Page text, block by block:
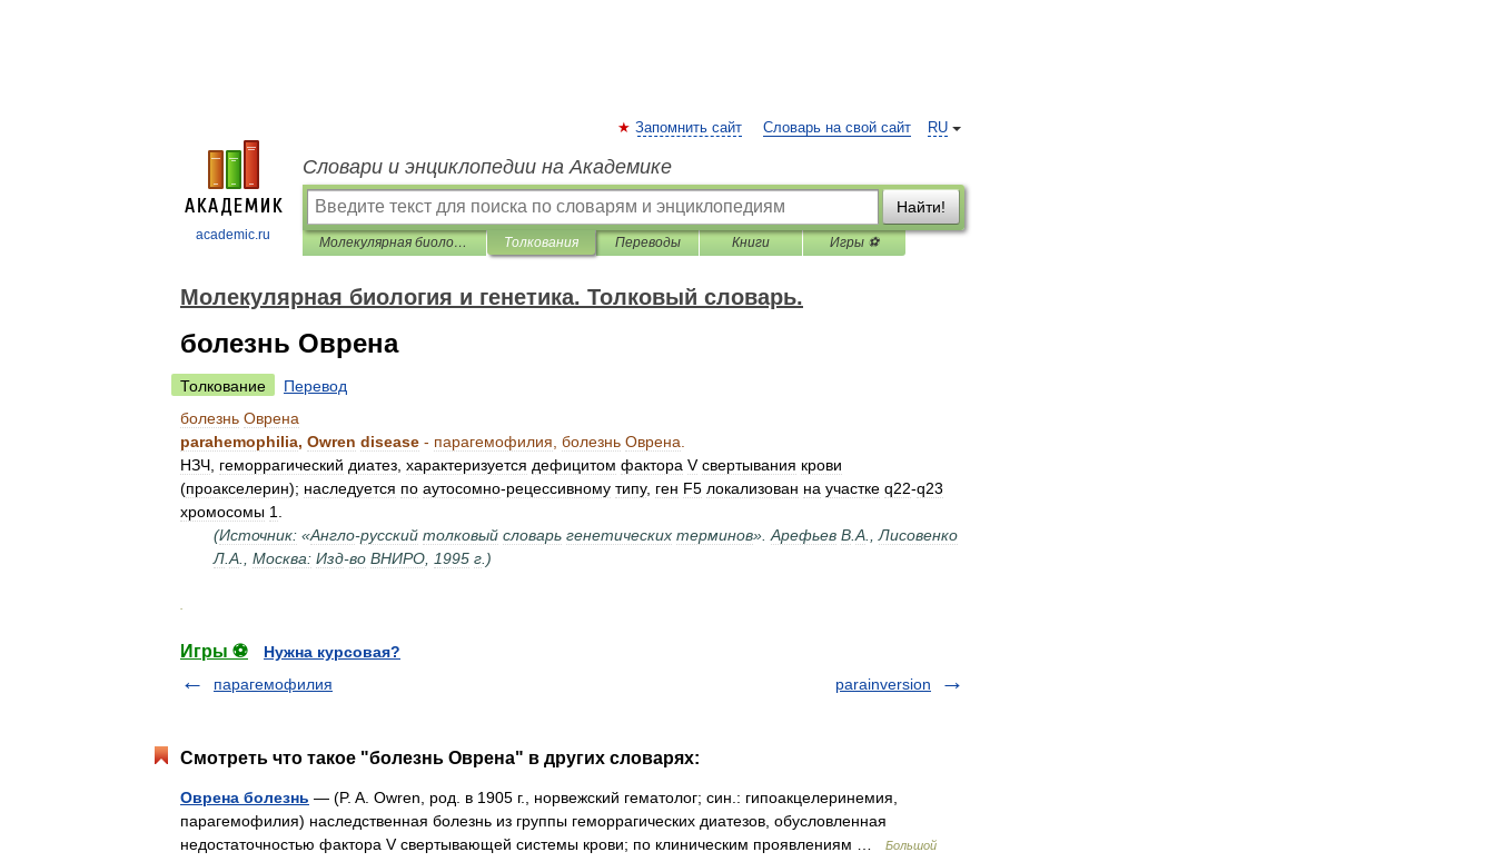
academic.ru
RU
Запомнить сайт Словарь на свой сайт
Словари и энциклопедии на Академике
Найти!
Молекулярная биология и генетика. Толковый словарь. Толкования Переводы Книги Игры ⚽
Молекулярная биология и генетика. Толковый словарь.
болезнь Оврена
Толкование
Перевод
болезнь Оврена
parahemophilia, Owren disease - парагемофилия болезнь Оврена
НЗЧ геморрагический диатез характеризуется дефицитом фактора V свертывания крови
(проакселерин); наследуется по аутосомно-рецессивному типу, ген F5 локализован на участке q22-q23
хромосомы 1
(Источник: «Англо-русский толковый словарь генетических терминов». Арефьев В А
Лисовенко
Л А Москва: Изд-во ВНИРО 1995 г .)
Игры ⚽
Нужна курсовая?
парагемофилия
parainversion
Смотреть что такое "болезнь Оврена" в других словарях:
Оврена болезнь — (P. A. Owren, род. в 1905 г., норвежский гематолог; син.: гипоакцелеринемия,
парагемофилия) наследственная болезнь из группы геморрагических диатезов, обусловленная
недостаточностью фактора V свертывающей системы крови; по клиническим проявлениям …
Большой